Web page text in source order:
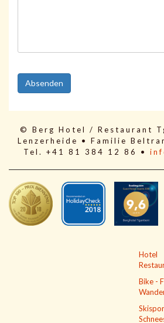
© Berg Hotel / Restaurant
Lenzerheide • Familie
Tel. +41 81 384 12 86 •
Hotel
Bike -